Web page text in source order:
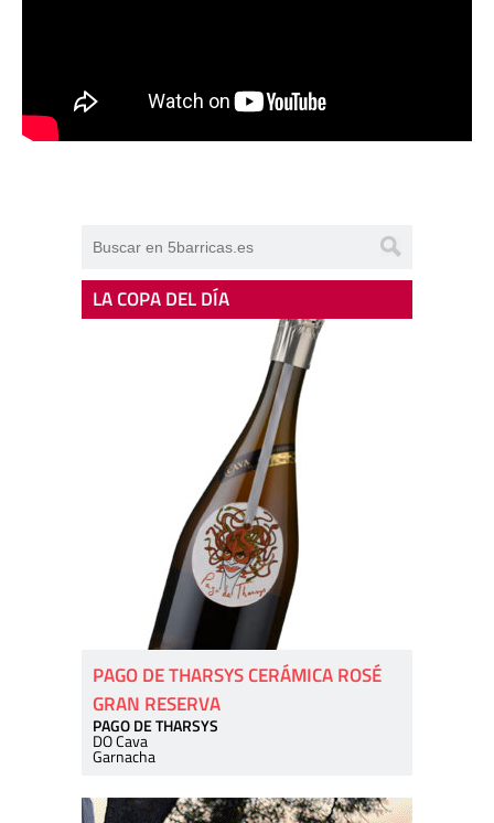
LA COPA DEL DÍA
PAGO DE THARSYS CERÁMICA ROSÉ
GRAN RESERVA
PAGO DE THARSYS
DO Cava
Garnacha